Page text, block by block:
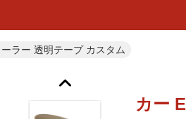
ラー 透明テープ カスタム
カー